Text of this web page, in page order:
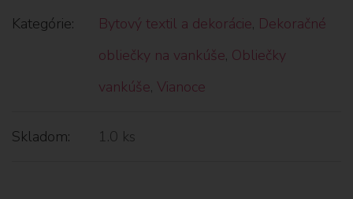
Kategórie: Bytový textil a dekorácie, Dekoračné
obliečky na vankúše, Obliečky
vankúše, Vianoce
Skladom: 1.0 ks